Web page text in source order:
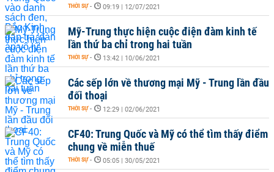
THỜI SỰ - 09:19 | 12/07/2021
Mỹ-Trung thực hiện cuộc điện đàm kinh tế
lần thứ ba chỉ trong hai tuần
THỜI SỰ - 13:42 | 10/06/2021
Các sếp lớn về thương mại Mỹ - Trung lần đầu
đối thoại
THỜI SỰ - 12:29 | 02/06/2021
CF40: Trung Quốc và Mỹ có thể tìm thấy điểm
chung về miễn thuế
THỜI SỰ - 05:05 | 30/05/2021